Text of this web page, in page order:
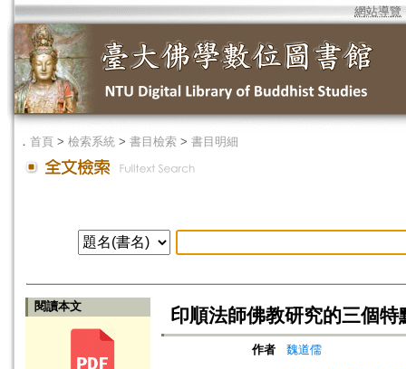
網站導覽
． 首頁 > 檢索系統 > 書目檢索 > 書目明細
閱讀本文 印順法師佛教研究的三個特
作者
魏道儒